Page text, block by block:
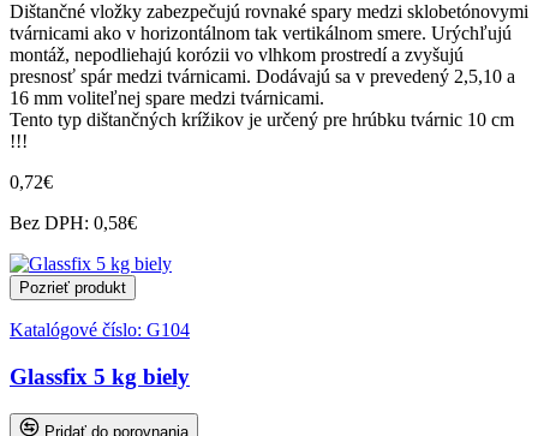
Dištančné vložky zabezpečujú rovnaké spary medzi sklobetónovymi
tvárnicami ako v horizontálnom tak vertikálnom smere. Urýchľujú
montáž, nepodliehajú korózii vo vlhkom prostredí a zvyšujú
presnosť spár medzi tvárnicami. Dodávajú sa v prevedený 2,5,10 a
16 mm voliteľnej spare medzi tvárnicami.
Tento typ dištančných krížikov je určený pre hrúbku tvárnic 10 cm
!!!
0,72€
Bez DPH: 0,58€
Pozrieť produkt
Katalógové číslo: G104
Glassfix 5 kg biely
Pridať do porovnania